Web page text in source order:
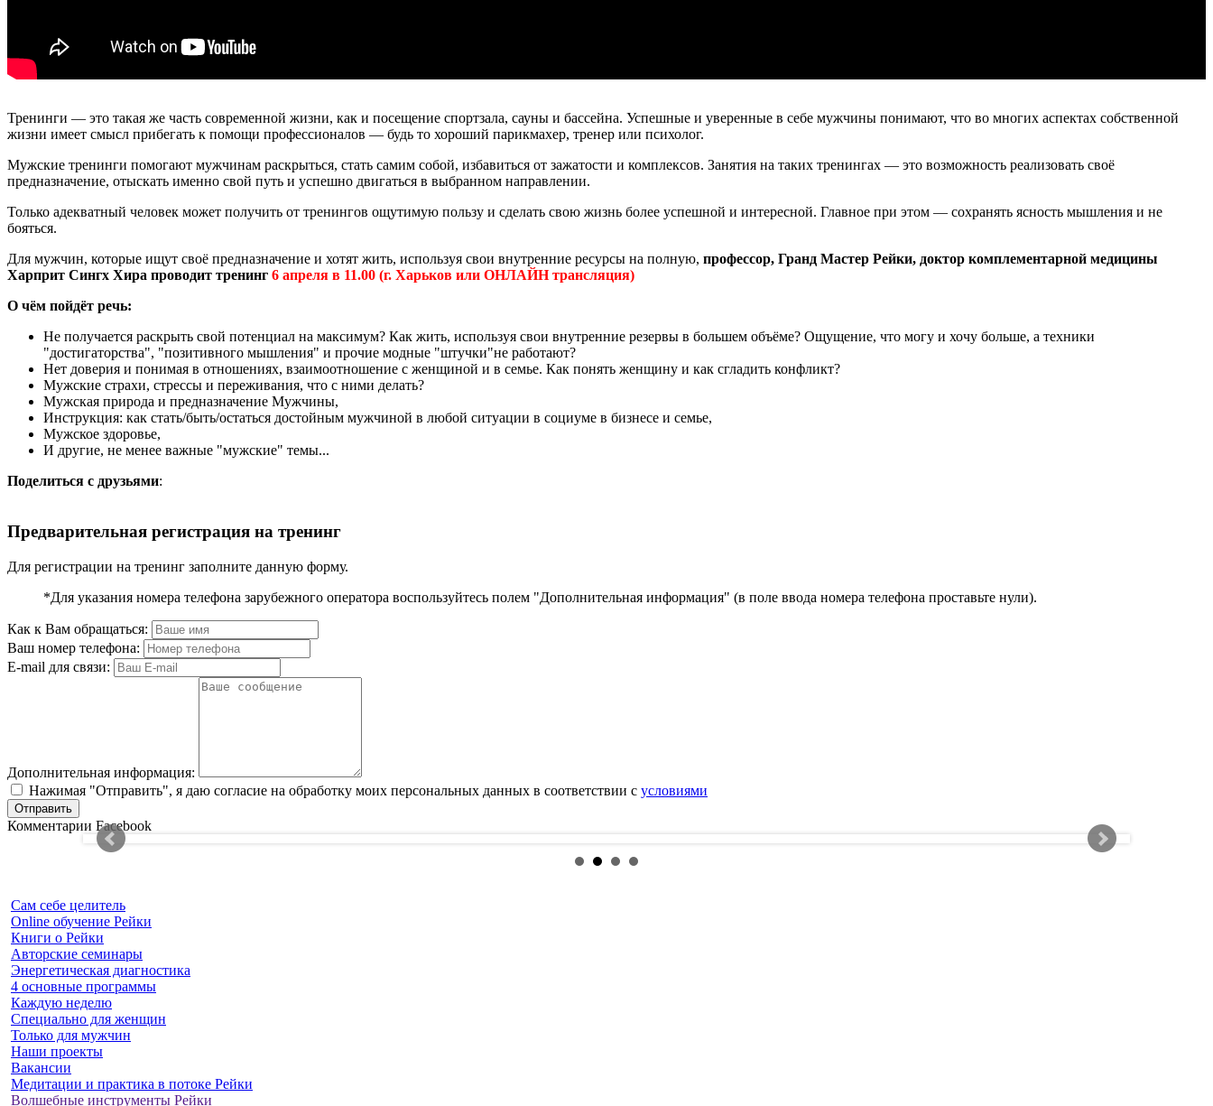
Тренинги — это такая же часть современной жизни, как и посещение спортзала, сауны и бассейна. Успешные и уверенные в себе мужчины понимают, что во многих аспектах собственной
жизни имеет смысл прибегать к помощи профессионалов — будь то хороший парикмахер, тренер или психолог.
Мужские тренинги помогают мужчинам раскрыться, стать самим собой, избавиться от зажатости и комплексов. Занятия на таких тренингах — это возможность реализовать своё
предназначение, отыскать именно свой путь и успешно двигаться в выбранном направлении.
Только адекватный человек может получить от тренингов ощутимую пользу и сделать свою жизнь более успешной и интересной. Главное при этом — сохранять ясность мышления и не
бояться.
Для мужчин, которые ищут своё предназначение и хотят жить, используя свои внутренние ресурсы на полную, профессор, Гранд Мастер Рейки, доктор комплементарной медицины
Харприт Сингх Хира проводит тренинг 6 апреля в 11.00 (г. Харьков или ОНЛАЙН трансляция)
О чём пойдёт речь:
Не получается раскрыть свой потенциал на максимум? Как жить, используя свои внутренние резервы в большем объёме? Ощущение, что могу и хочу больше, а техники
"достигаторства", "позитивного мышления" и прочие модные "штучки"не работают?
Нет доверия и понимая в отношениях, взаимоотношение с женщиной и в семье. Как понять женщину и как сгладить конфликт?
Мужские страхи, стрессы и переживания, что с ними делать?
Мужская природа и предназначение Мужчины,
Инструкция: как стать/быть/остаться достойным мужчиной в любой ситуации в социуме в бизнесе и семье,
Мужское здоровье,
И другие, не менее важные "мужские" темы...
Поделиться с друзьями:
Предварительная регистрация на тренинг
Для регистрации на тренинг заполните данную форму.
*Для указания номера телефона зарубежного оператора воспользуйтесь полем "Дополнительная информация" (в поле ввода номера телефона проставьте нули).
Как к Вам обращаться:
Ваш номер телефона:
E-mail для связи:
Дополнительная информация:
Нажимая "Отправить", я даю согласие на обработку моих персональных данных в соответствии с условиями
Комментарии Facebook
Сам себе целитель
Online обучение Рейки
Книги о Рейки
Авторские семинары
Энергетическая диагностика
4 основные программы
Каждую неделю
Специально для женщин
Только для мужчин
Наши проекты
Вакансии
Медитации и практика в потоке Рейки
Волшебные инструменты Рейки